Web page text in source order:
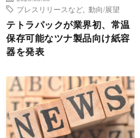
プレスリリースなど
動向/展望
テトラパックが業界初、常温
保存可能なツナ製品向け紙容
器を発表